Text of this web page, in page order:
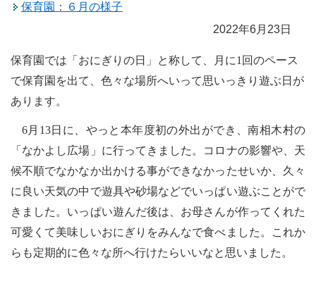
保育園：６月の様子
2022年6月23日
保育園では「おにぎりの日」と称して、月に1回のペース
で保育園を出て、色々な場所へいって思いっきり遊ぶ日が
あります。
6月13日に、やっと本年度初の外出ができ、南相木村の
「なかよし広場」に行ってきました。コロナの影響や、天
候不順でなかなか出かける事ができなかったせいか、久々
に良い天気の中で遊具や砂場などでいっぱい遊ぶことがで
きました。いっぱい遊んだ後は、お母さんが作ってくれた
可愛くて美味しいおにぎりをみんなで食べました。これか
らも定期的に色々な所へ行けたらいいなと思いました。